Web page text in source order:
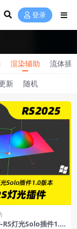
登录
渲染辅助
流体插
新 随机
RS灯光Solo插件1.0